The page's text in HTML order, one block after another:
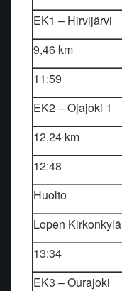
EK1 – Hirvijärvi
9,46 km
11:59
EK2 – Ojajoki 1
12,24 km
12:48
Huolto
Lopen Kirkonkylä
13:34
EK3 – Ourajoki